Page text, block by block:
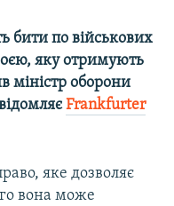
бити по військових
яку отримують
міністр оборони
Frankfurter
яке дозволяє
вона може